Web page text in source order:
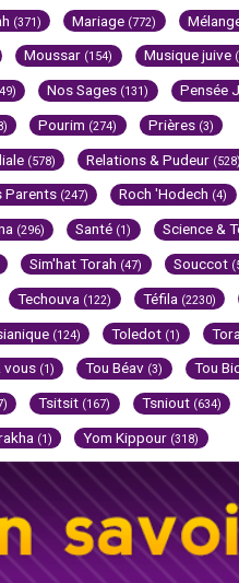
(371) Mariage (772)
Moussar (154) Musique juive
Nos Sages (131) Pensée
Pourim (274) Prières (3)
(578) Relations & Pudeur (528)
Parents (247) Roch 'Hodech (4)
(296) Santé (1) Science &
Sim'hat Torah (47) Souccot
Techouva (122) Téfila (2230)
(124) Toledot (1)
vous (1) Tou Béav (3) Tou
Tsitsit (167) Tsniout (634)
(1) Yom Kippour (318)